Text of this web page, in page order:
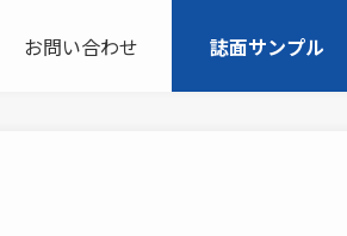
お問い合わせ 誌面サンプル